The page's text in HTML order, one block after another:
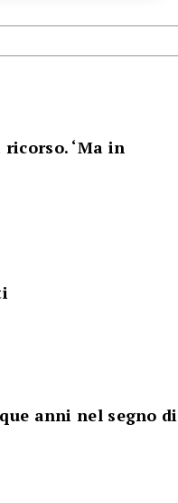
‘Ma in
anni nel segno di